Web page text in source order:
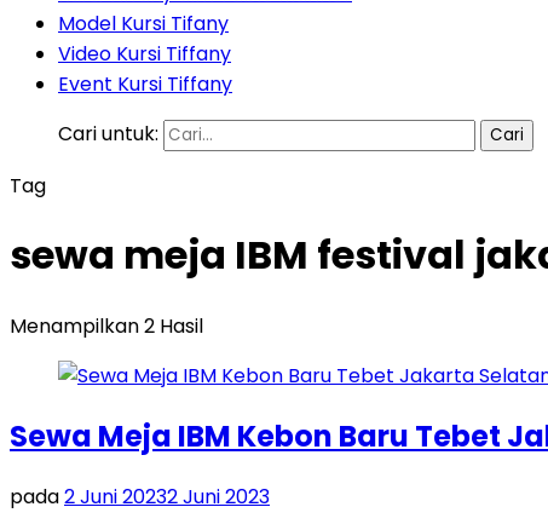
Model Kursi Tifany
Video Kursi Tiffany
Event Kursi Tiffany
Cari untuk:
Tag
sewa meja IBM festival
Menampilkan 2 Hasil
Sewa Meja IBM Kebon Baru Tebet
pada2 Juni 20232 Juni 2023